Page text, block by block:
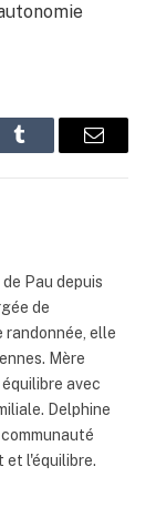
Tumblr Email
Pau depuis
de
randonnée, elle
Mère
avec
Delphine
et l'équilibre.